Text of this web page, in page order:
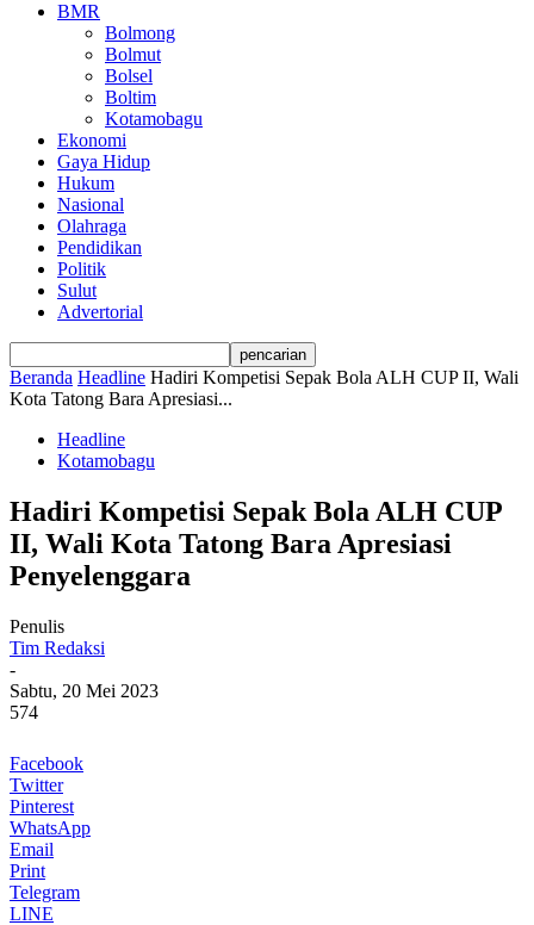
BMR
Bolmong
Bolmut
Bolsel
Boltim
Kotamobagu
Ekonomi
Gaya Hidup
Hukum
Nasional
Olahraga
Pendidikan
Politik
Sulut
Advertorial
Beranda Headline Hadiri Kompetisi Sepak Bola ALH CUP II, Wali
Kota Tatong Bara Apresiasi...
Headline
Kotamobagu
Hadiri Kompetisi Sepak Bola ALH CUP
II, Wali Kota Tatong Bara Apresiasi
Penyelenggara
Penulis
Tim Redaksi
-
Sabtu, 20 Mei 2023
574
Facebook
Twitter
Pinterest
WhatsApp
Email
Print
Telegram
LINE